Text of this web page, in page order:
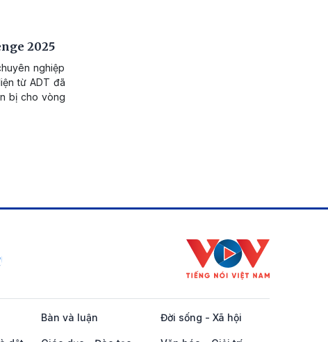
2025
nghiệp
từ ADT đã
bị cho vòng
Bàn và luận Đời sống - Xã hội